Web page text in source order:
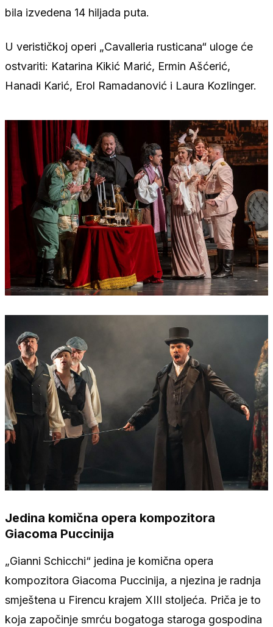
bila izvedena 14 hiljada puta.
U verističkoj operi „Cavalleria rusticana“ uloge će
ostvariti: Katarina Kikić Marić, Ermin Ašćerić,
Hanadi Karić, Erol Ramadanović i Laura Kozlinger.
Jedina komična opera kompozitora
Giacoma Puccinija
„Gianni Schicchi“ jedina je komična opera
kompozitora Giacoma Puccinija, a njezina je radnja
smještena u Firencu krajem XIII stoljeća. Priča je to
koja započinje smrću bogatoga staroga gospodina